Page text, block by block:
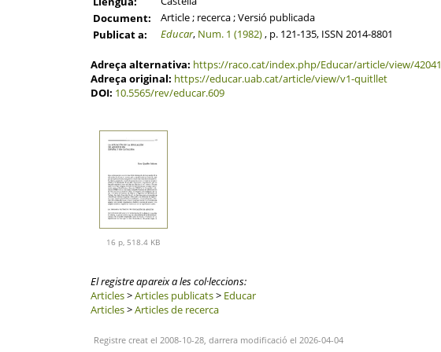
Document:
Article ; recerca ; Versió publicada
Publicat a:
Educar, Num. 1 (1982), p. 121-135, ISSN 2014-8801
Adreça alternativa: https://raco.cat/index.php/Educar/article/view/42041
Adreça original: https://educar.uab.cat/article/view/v1-quitllet
DOI: 10.5565/rev/educar.609
16 p, 518.4 KB
El registre apareix a les col·leccions:
Articles>Articles publicats> Educar
Articles>Articles de recerca
Registre creat el 2008-10-28, darrera modificació el 2026-04-04